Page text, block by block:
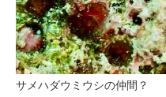
サメハダウミウシの仲間？